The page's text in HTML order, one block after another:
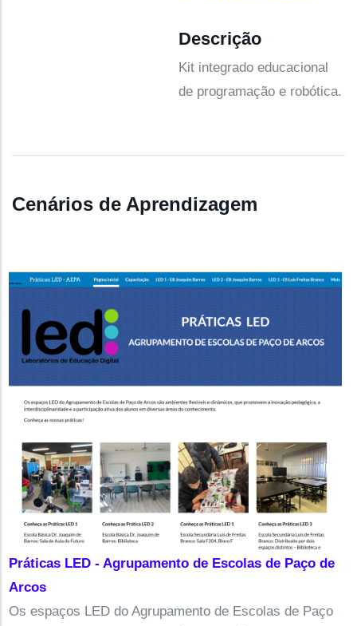
Descrição
Kit integrado educacional
de programação e robótica.
Cenários de Aprendizagem
Práticas LED - Agrupamento de Escolas de Paço de
Arcos
Os espaços LED do Agrupamento de Escolas de Paço